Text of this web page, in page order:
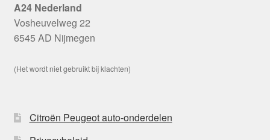
A24 Nederland
Vosheuvelweg 22
6545 AD Nijmegen
(Het wordt niet gebruikt bij klachten)
Citroën Peugeot auto-onderdelen